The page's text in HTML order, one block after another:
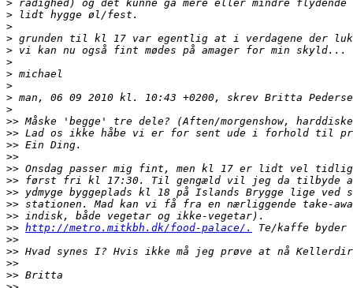
>
>
>
>
>
>
>
>
>
>
>>
>>
>>
>>
>>
>>
>>
>>
>>
>> http://metro.mitkbh.dk/food-palace/.
>>
>>
>>
>>